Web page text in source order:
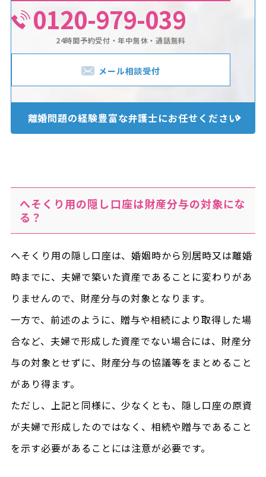
0120-979-039
24時間予約受付・年中無休・通話無料
メール相談受付
離婚問題の経験豊富な弁護士にお任せください
へそくり用の隠し口座は財産分与の対象にな
る？
へそくり用の隠し口座は、婚姻時から別居時又は離婚
時までに、夫婦で築いた資産であることに変わりがあ
りませんので、財産分与の対象となります。
一方で、前述のように、贈与や相続により取得した場
合など、夫婦で形成した資産でない場合には、財産分
与の対象とせずに、財産分与の協議等をまとめること
があり得ます。
ただし、上記と同様に、少なくとも、隠し口座の原資
が夫婦で形成したのではなく、相続や贈与であること
を示す必要があることには注意が必要です。